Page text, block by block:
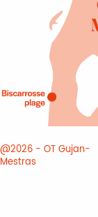
@2026 - OT Gujan-
Mestras